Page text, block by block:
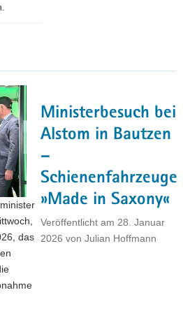
Ministerbesuch bei
Alstom in Bautzen
–
Schienenfahrzeuge
»Made in Saxony«
Veröffentlicht am 28. Januar
2026 von Julian Hoffmann
das